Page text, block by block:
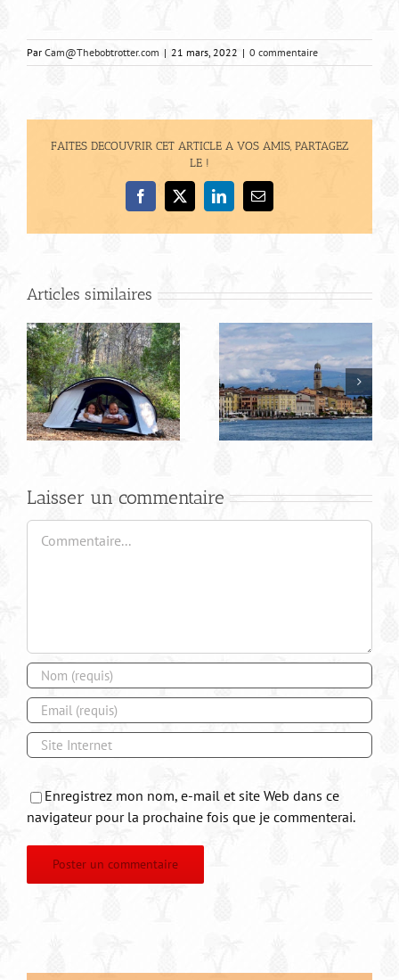
Par Cam@Thebobtrotter.com | 21 mars, 2022 | 0 commentaire
FAITES DECOUVRIR CET ARTICLE A VOS AMIS, PARTAGEZ
LE !
Facebook
X LinkedInEmail
Articles similaires
Bilan de notre
Road trip en Italie
Laisser un commentaire
Enregistrez mon nom, e-mail et site Web dans ce
navigateur pour la prochaine fois que je commenterai.